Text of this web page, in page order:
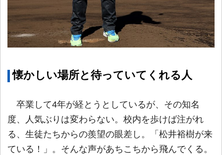
懐かしい場所と待っていてくれる人
卒業して4年が経とうとしているが、その知名
度、人気ぶりは変わらない。校内を歩けば注がれ
る、生徒たちからの羨望の眼差し。「松井裕樹が来
ている！」。そんな声があちこちから飛んでくる。